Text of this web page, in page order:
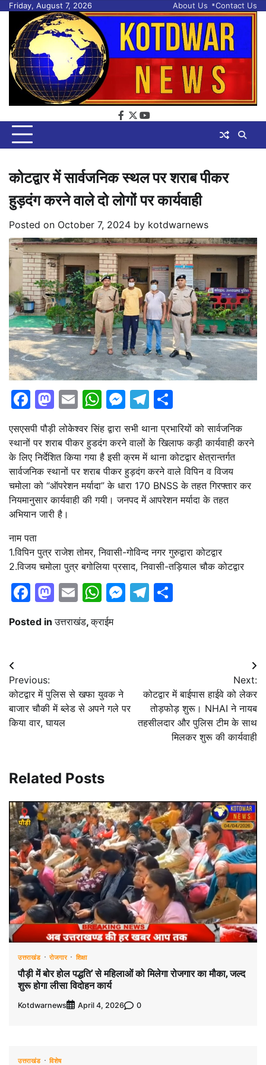
Skip
content
Friday, August 7, 2026 About Us Contact Us
facebook
twitter
youtube
कोटद्वार में सार्वजनिक स्थल पर शराब पीकर
हुड़दंग करने वाले दो लोगों पर कार्यवाही
Posted on October 7, 2024 by kotdwarnews
Facebook
Mastodon
EmailWhatsApp
Messenger
Telegram
एसएसपी पौड़ी लोकेश्वर सिंह द्वारा सभी थाना प्रभारियों को सार्वजनिक
स्थानों पर शराब पीकर हुडदंग करने वालों के खिलाफ कड़ी कार्यवाही करने
के लिए निर्देशित किया गया है इसी क्रम में थाना कोटद्वार क्षेत्रान्तर्गत
सार्वजनिक स्थानों पर शराब पीकर हुड़दंग करने वाले विपिन व विजय
चमोला को “ऑपरेशन मर्यादा” के धारा 170 BNSS के तहत गिरफ्तार कर
नियमानुसार कार्यवाही की गयी। जनपद में आपरेशन मर्यादा के तहत
अभियान जारी है।
नाम पता
1.विपिन पुत्र राजेश तोमर, निवासी-गोविन्द नगर गुरुद्वारा कोटद्वार
2.विजय चमोला पुत्र बगोलिया प्रसाद, निवासी-तड़ियाल चौक कोटद्वार
Facebook
Mastodon
EmailWhatsApp
Messenger
Telegram
Posted inउत्तराखंड,क्राईम
Post
navigation
Previous:
कोटद्वार में पुलिस से खफा युवक ने
बाजार चौकी में ब्लेड से अपने गले पर
किया वार, घायल
Next:
कोटद्वार में बाईपास हाईवे को लेकर
तोड़फोड़ शुरू। NHAI ने नायब
तहसीलदार और पुलिस टीम के साथ
मिलकर शुरू की कार्यवाही
Related Posts
उत्तराखंड रोजगार शिक्षा
पौड़ी में बोर होल पद्धति’ से महिलाओं को मिलेगा रोजगार का मौका, जल्द
शुरू होगा लीसा विदोहन कार्य
Kotdwarnews April 4, 2026 0
उत्तराखंड विशेष